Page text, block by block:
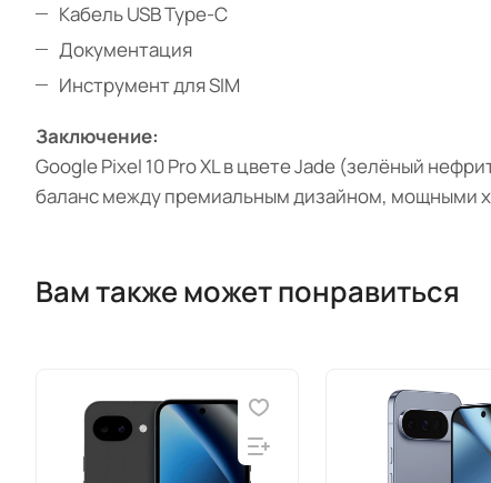
Кабель USB Type-C
Документация
Инструмент для SIM
Заключение:
Google Pixel 10 Pro XL в цвете Jade (зелёный
баланс между премиальным дизайном, мощными
Вам также может понравиться